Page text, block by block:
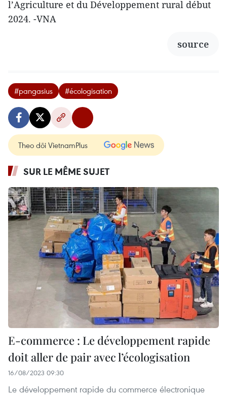
l’Agriculture et du Développement rural début
2024. -VNA
source
#pangasius #écologisation
Theo dõi VietnamPlus
SUR LE MÊME SUJET
E-commerce : Le développement rapide
doit aller de pair avec l’écologisation
16/08/2023 09:30
Le développement rapide du commerce électronique